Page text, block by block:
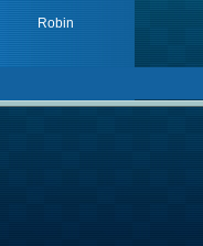
Robin